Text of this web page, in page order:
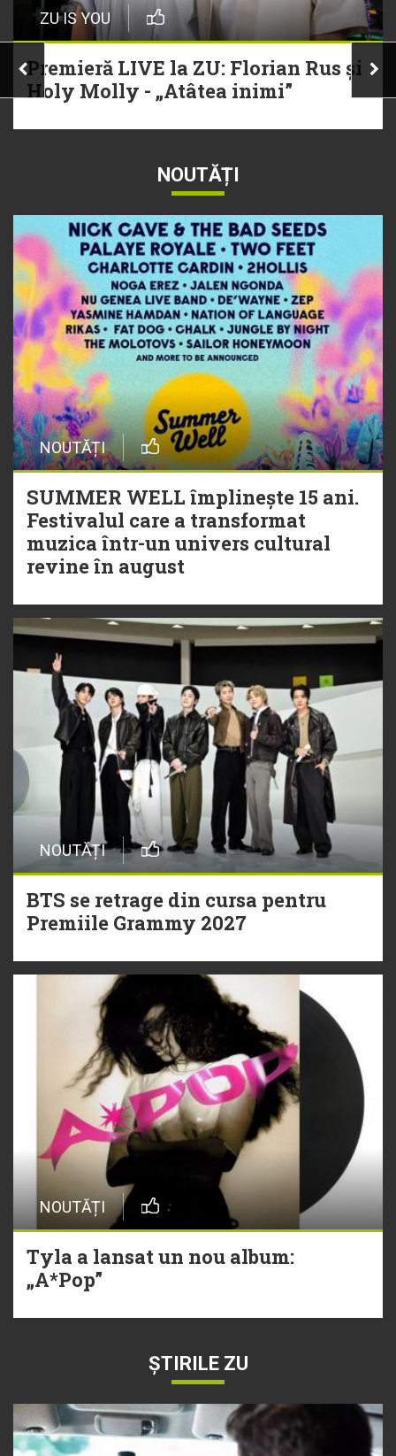
ZU IS YOU
Premieră LIVE la ZU: Florian Rus și
Holy Molly - „Atâtea inimi”
NOUTĂȚI
NOUTĂȚI
SUMMER WELL împlinește 15 ani.
Festivalul care a transformat
muzica într-un univers cultural
revine în august
NOUTĂȚI
BTS se retrage din cursa pentru
Premiile Grammy 2027
NOUTĂȚI
Tyla a lansat un nou album:
„A*Pop”
ȘTIRILE ZU